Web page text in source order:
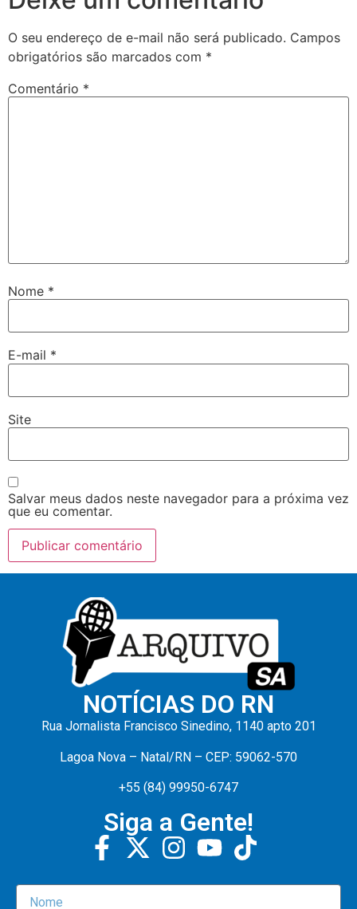
O seu endereço de e-mail não será publicado. Campos
obrigatórios são marcados com *
Comentário *
Nome *
E-mail *
Site
Salvar meus dados neste navegador para a próxima vez
que eu comentar.
NOTÍCIAS DO RN
Rua Jornalista Francisco Sinedino, 1140 apto 201
Lagoa Nova – Natal/RN – CEP: 59062-570
+55 (84) 99950-6747
Siga a Gente!